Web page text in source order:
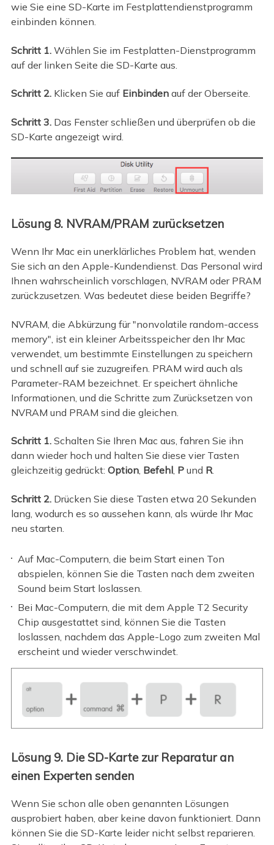
wie Sie eine SD-Karte im Festplattendienstprogramm
einbinden können.
Schritt 1.Wählen Sie im Festplatten-Dienstprogramm
auf der linken Seite die SD-Karte aus.
Schritt 2.Klicken Sie auf Einbindenauf der Oberseite.
Schritt 3.Das Fenster schließen und überprüfen ob die
SD-Karte angezeigt wird.
Lösung 8. NVRAM/PRAM zurücksetzen
Wenn Ihr Mac ein unerklärliches Problem hat, wenden
Sie sich an den Apple-Kundendienst. Das Personal wird
Ihnen wahrscheinlich vorschlagen, NVRAM oder PRAM
zurückzusetzen. Was bedeutet diese beiden Begriffe?
NVRAM, die Abkürzung für "nonvolatile random-access
memory", ist ein kleiner Arbeitsspeicher den Ihr Mac
verwendet, um bestimmte Einstellungen zu speichern
und schnell auf sie zuzugreifen. PRAM wird auch als
Parameter-RAM bezeichnet. Er speichert ähnliche
Informationen, und die Schritte zum Zurücksetzen von
NVRAM und PRAM sind die gleichen.
Schritt 1. Schalten Sie Ihren Mac aus, fahren Sie ihn
dann wieder hoch und halten Sie diese vier Tasten
gleichzeitig gedrückt: Option, Befehl, Pund R.
Schritt 2. Drücken Sie diese Tasten etwa 20 Sekunden
lang, wodurch es so aussehen kann, als würde Ihr Mac
neu starten.
Auf Mac-Computern, die beim Start einen Ton
abspielen, können Sie die Tasten nach dem zweiten
Sound beim Start loslassen.
Bei Mac-Computern, die mit dem Apple T2 Security
Chip ausgestattet sind, können Sie die Tasten
loslassen, nachdem das Apple-Logo zum zweiten Mal
erscheint und wieder verschwindet.
Lösung 9. Die SD-Karte zur Reparatur an
einen Experten senden
Wenn Sie schon alle oben genannten Lösungen
ausprobiert haben, aber keine davon funktioniert. Dann
können Sie die SD-Karte leider nicht selbst reparieren.